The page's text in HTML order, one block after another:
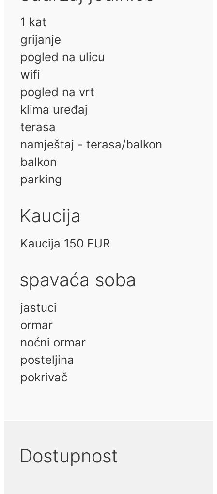
1 kat
grijanje
pogled na ulicu
wifi
pogled na vrt
klima uređaj
terasa
namještaj - terasa/balkon
balkon
parking
Kaucija
Kaucija 150 EUR
spavaća soba
jastuci
ormar
noćni ormar
posteljina
pokrivač
Dostupnost